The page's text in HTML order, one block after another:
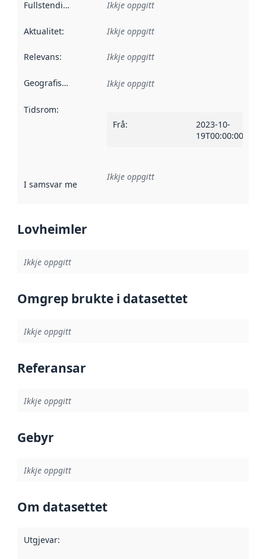
Fullstendigheit Ikkje oppgitt
Aktualitet: Ikkje oppgitt
Relevans: Ikkje oppgitt
Geografisk område Ikkje oppgitt
Tidsrom:
Frå:
2023-10-
19T00:00:00Z
I samsvar med Referanse til ei implementeringsregel eller
Ikkje oppgitt
Lovheimler
Ikkje oppgitt
Omgrep brukte i datasettet
Ikkje oppgitt
Referansar
Ikkje oppgitt
Gebyr
Ikkje oppgitt
Om datasettet
Utgjevar: